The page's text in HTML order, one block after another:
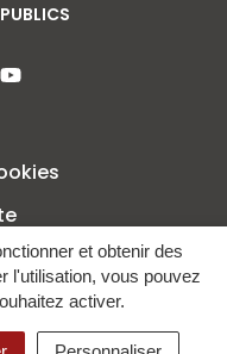
et obtenir des
l'utilisation, vous pouvez
activer.
compte Facebook
vers le compte
Lien vers la chaîne